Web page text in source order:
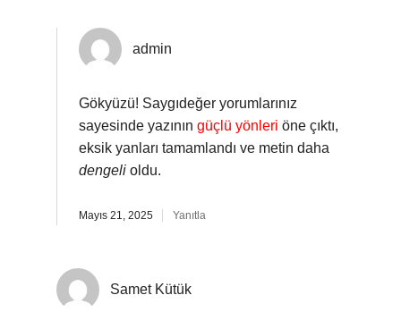
admin
Gökyüzü! Saygıdeğer yorumlarınız
sayesinde yazının güçlü yönleri öne çıktı,
eksik yanları tamamlandı ve metin daha
dengeli oldu.
Mayıs 21, 2025 Yanıtla
Samet Kütük